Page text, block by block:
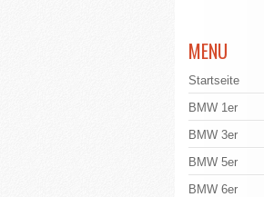
MENU
Startseite
BMW 1er
BMW 3er
BMW 5er
BMW 6er